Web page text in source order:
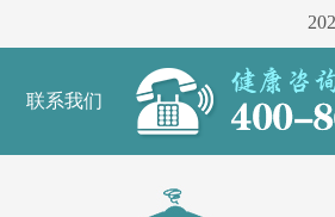
联系我们